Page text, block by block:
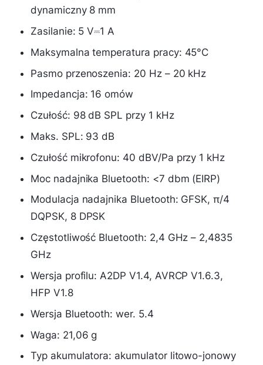
dynamiczny 8 mm
Zasilanie: 5 V⎓1 A
Maksymalna temperatura pracy: 45°C
Pasmo przenoszenia: 20 Hz – 20 kHz
Impedancja: 16 omów
Czułość: 98 dB SPL przy 1 kHz
Maks. SPL: 93 dB
Czułość mikrofonu: 40 dBV/Pa przy 1 kHz
Moc nadajnika Bluetooth: <7 dbm (EIRP)
Modulacja nadajnika Bluetooth: GFSK, π/4
DQPSK, 8 DPSK
Częstotliwość Bluetooth: 2,4 GHz – 2,4835
GHz
Wersja profilu: A2DP V1.4, AVRCP V1.6.3,
HFP V1.8
Wersja Bluetooth: wer. 5.4
Waga: 21,06 g
Typ akumulatora: akumulator litowo-jonowy